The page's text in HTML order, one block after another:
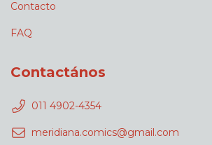
Contacto
FAQ
Contactános
011 4902-4354
meridiana.comics@gmail.com